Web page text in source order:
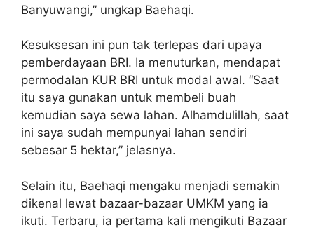
Banyuwangi,” ungkap Baehaqi.
Kesuksesan ini pun tak terlepas dari upaya
pemberdayaan BRI. Ia menuturkan, mendapat
permodalan KUR BRI untuk modal awal. “Saat
itu saya gunakan untuk membeli buah
kemudian saya sewa lahan. Alhamdulillah, saat
ini saya sudah mempunyai lahan sendiri
sebesar 5 hektar,” jelasnya.
Selain itu, Baehaqi mengaku menjadi semakin
dikenal lewat bazaar-bazaar UMKM yang ia
ikuti. Terbaru, ia pertama kali mengikuti Bazaar